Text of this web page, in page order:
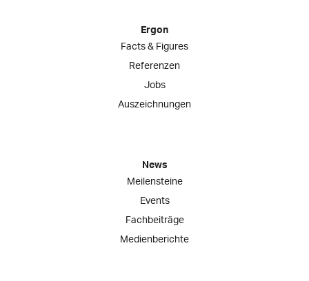
Ergon
Facts & Figures
Referenzen
Jobs
Auszeichnungen
News
Meilensteine
Events
Fachbeiträge
Medienberichte